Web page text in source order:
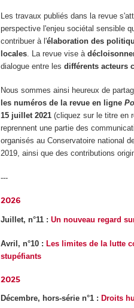
Les travaux publiés dans la revue
perspective l'enjeu sociétal sensible
contribuer à l'élaboration des
locales . La revue vise à
dialogue entre lesdifférents acteurs
Nous sommes ainsi heureux de
les numéros de la revue en ligne
15 juillet 2021(cliquez sur le titre en
reprennent une partie des
organisés au Conservatoire national
2019, ainsi que des contributions
---
2026
Juillet, n°11 :Un nouveau regard
Avril, n°10 : Les limites de la lutte
stupéfiants
2025
Décembre, hors-série n°1 : Droits